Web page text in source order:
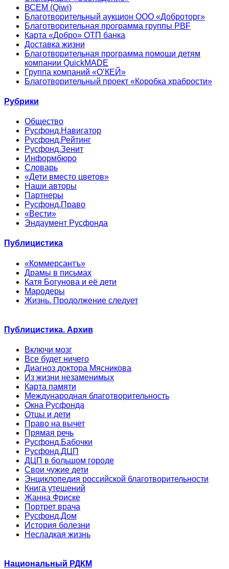
ВСЕМ (Qiwi)
Благотворительный аукцион ООО «Доброторг»
Благотворительная программа группы PBF
Карта «Добро» ОТП банка
Доставка жизни
Благотворительная программа помощи детям
компании QuickMADE
Группа компаний «О’КЕЙ»
Благотворительный проект «Коробка храбрости»
Рубрики
Общество
Русфонд.Навигатор
Русфонд.Рейтинг
Русфонд.Зенит
Информбюро
Словарь
«Дети вместо цветов»
Наши авторы
Партнеры
Русфонд.Право
«Вести»
Эндаумент Русфонда
Публицистика
«Коммерсантъ»
Драмы в письмах
Катя Богунова и её дети
Мародеры
Жизнь. Продолжение следует
Публицистика. Архив
Включи мозг
Все будет ничего
Диагноз доктора Мясникова
Из жизни незаменимых
Карта памяти
Международная благотворительность
Окна Русфонда
Отцы и дети
Право на вычет
Прямая речь
Русфонд.Бабочки
Русфонд.ДЦП
ДЦП в большом городе
Свои чужие дети
Энциклопедия российской благотворительности
Книга утешений
Жанна Фриске
Портрет врача
Русфонд.Дом
История болезни
Несладкая жизнь
Национальный РДКМ